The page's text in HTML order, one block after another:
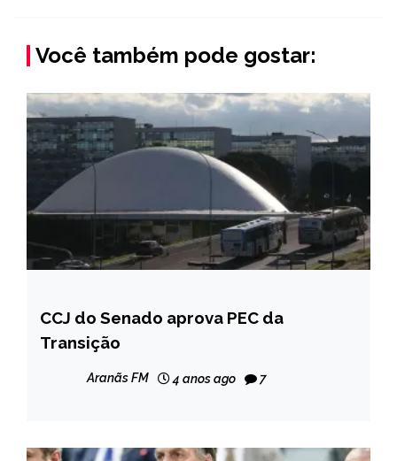
Você também pode gostar:
BRASIL
NOTÍCIAS
CCJ do Senado aprova PEC da
Transição
Aranãs FM 4 anos ago 7